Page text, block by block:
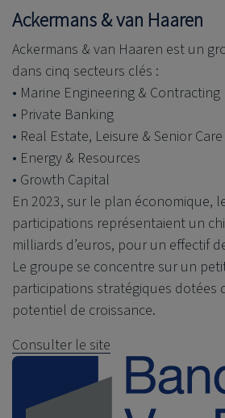
Ackermans & van Haaren
Ackermans & van Haaren est un
dans cinq secteurs clés :
Marine Engineering & Contracting
Private Banking
Real Estate, Leisure & Senior Care
Energy & Resources
Growth Capital
En 2023, sur le plan économique,
participations représentaient un
milliards d’euros, pour un effectif
Le groupe se concentre sur un
participations stratégiques dotées
potentiel de croissance.
Consulter le site